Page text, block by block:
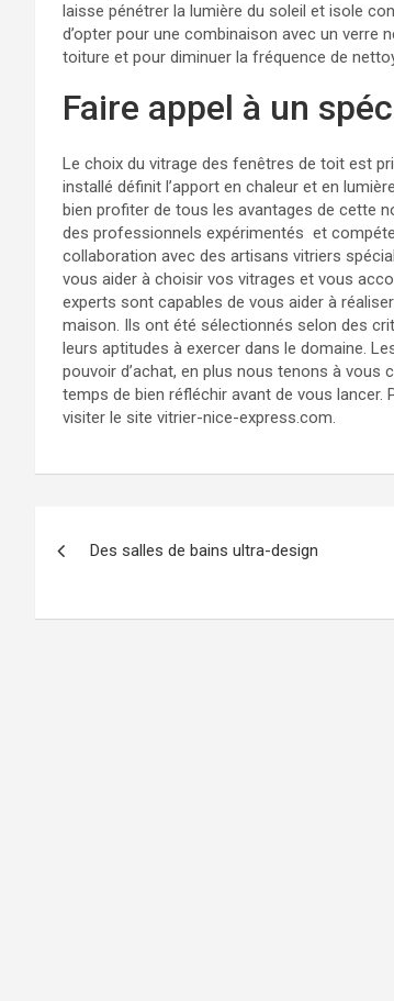
laisse pénétrer la lumière du soleil et isole
d’opter pour une combinaison avec un verre
toiture et pour diminuer la fréquence de
Faire appel à un
Le choix du vitrage des fenêtres de toit est
installé définit l’apport en chaleur et en
bien profiter de tous les avantages de cette
des professionnels expérimentés et
collaboration avec des artisans vitriers
vous aider à choisir vos vitrages et vous
experts sont capables de vous aider à
maison. Ils ont été sélectionnés selon des
leurs aptitudes à exercer dans le domaine.
pouvoir d’achat, en plus nous tenons à
temps de bien réfléchir avant de vous lancer.
visiter le site vitrier-nice-express.com.
l’article
Des salles de bains ultra-design